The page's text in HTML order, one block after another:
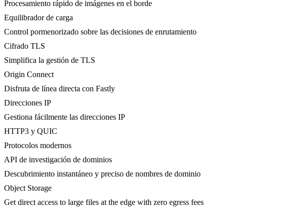
Procesamiento rápido de imágenes en el borde
Equilibrador de carga
Control pormenorizado sobre las decisiones de enrutamiento
Cifrado TLS
Simplifica la gestión de TLS
Origin Connect
Disfruta de línea directa con Fastly
Direcciones IP
Gestiona fácilmente las direcciones IP
HTTP3 y QUIC
Protocolos modernos
API de investigación de dominios
Descubrimiento instantáneo y preciso de nombres de dominio
Object Storage
Get direct access to large files at the edge with zero egress fees